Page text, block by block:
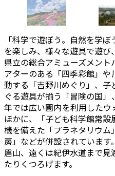
「科学で遊ぼう。自然を学
を楽しみ、様々な遊具で遊び
県立の総合アミューズメン
アターのある「四季彩館」
動する「吉野川めぐり」、
ぐる遊具が揃う「冒険の国
年では広い園内を利用したウ
ほかに、「子ども科学館常
機を備えた「プラネタリウ
房」などが併設されています
眉山、遠くは紀伊水道まで
たりくつろげます。